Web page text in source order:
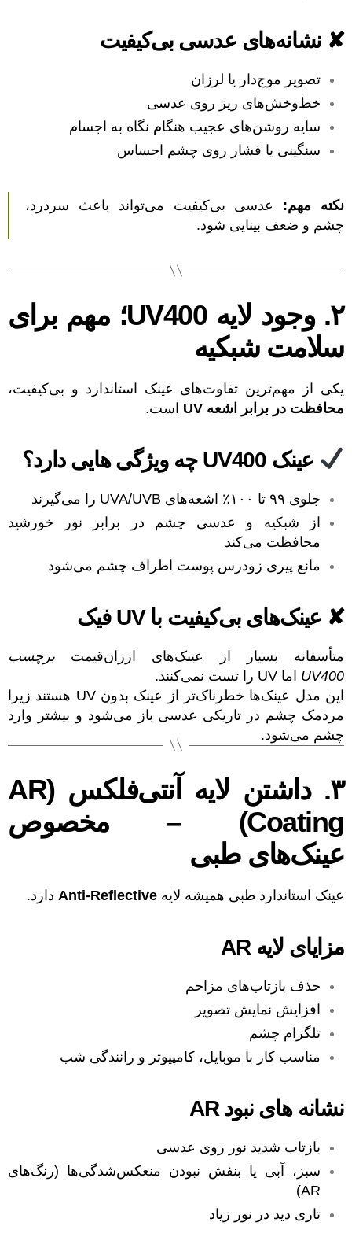
✘ نشانه‌های عدسی بی‌کیفیت
تصویر موج‌دار یا لرزان
خط‌وخش‌های ریز روی عدسی
سایه روشن‌های عجیب هنگام نگاه به اجسام
سنگینی یا فشار روی چشم احساس
نکته مهم: عدسی بی‌کیفیت می‌تواند باعث سردرد،
چشم و ضعف بینایی شود.
۲. وجود لایه UV400؛ مهم برای
سلامت شبکیه
یکی از مهم‌ترین تفاوت‌های عینک استاندارد و بی‌کیفیت،
محافظت در برابر اشعه UV
است.
عینک UV400 چه ویژگی هایی دارد؟
جلوی ۹۹ تا ۱۰۰٪ اشعه‌های UVA/UVB را می‌گیرند
از شبکیه و عدسی چشم در برابر نور خورشید
محافظت می‌کند
مانع پیری زودرس پوست اطراف چشم می‌شود
✘ عینک‌های بی‌کیفیت با UV فیک
متأسفانه بسیار از عینک‌های ارزان‌قیمت برچسب
UV400 اما UV را تست نمی‌کنند.
این مدل عینک‌ها خطرناک‌تر از عینک بدون UV هستند زیرا
مردمک چشم در تاریکی عدسی باز می‌شود و بیشتر وارد
چشم می‌شود.
۳. داشتن لایه آنتی‌فلکس (AR
Coating) – مخصوص
عینک‌های طبی
عینک استاندارد طبی همیشه لایه Anti-Reflective دارد.
مزایای لایه AR
حذف بازتاب‌های مزاحم
افزایش نمایش تصویر
تلگرام چشم
مناسب کار با موبایل، کامپیوتر و رانندگی شب
نشانه های نبود AR
بازتاب شدید نور روی عدسی
سبز، آبی یا بنفش نبودن منعکس‌شدگی‌ها (رنگ‌های
AR)
تاری دید در نور زیاد